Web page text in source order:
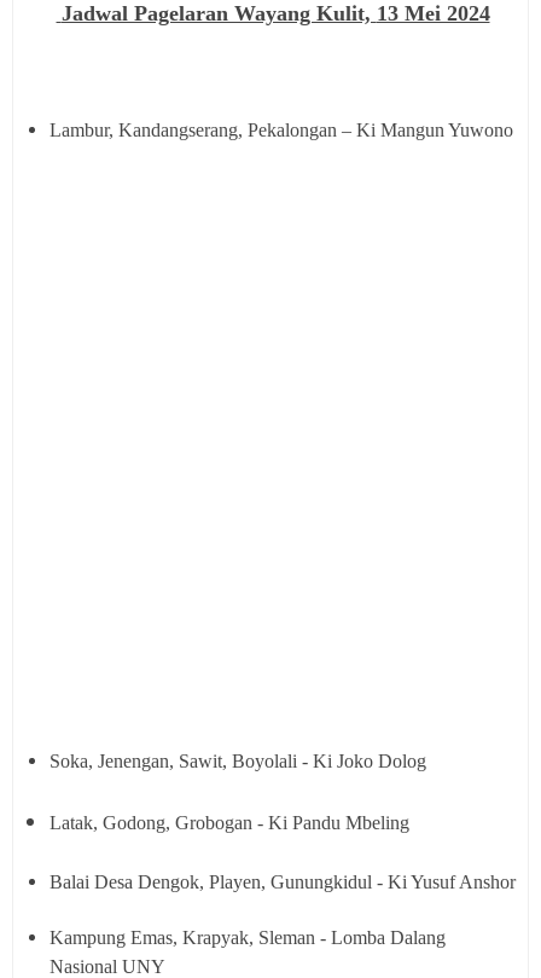
Jadwal Pagelaran Wayang Kulit, 13 Mei 2024
Lambur, Kandangserang, Pekalongan – Ki Mangun Yuwono
Soka, Jenengan, Sawit, Boyolali - Ki Joko Dolog
Latak, Godong, Grobogan - Ki Pandu Mbeling
Balai Desa Dengok, Playen, Gunungkidul - Ki Yusuf Anshor
Kampung Emas, Krapyak, Sleman - Lomba Dalang
Nasional UNY